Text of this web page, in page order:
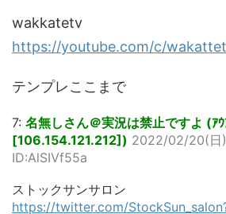
wakkatetv
https://youtube.com/c/
テンプレここまで
7: 名無しさん＠実況は禁止ですよ (ｱ
[106.154.121.212]) 2022/02/20(日
ID:AlSIVf55a
ストックサンサロン
https://twitter.com/